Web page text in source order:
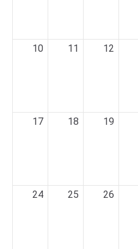
10 11 12
17 18 19
24 25 26